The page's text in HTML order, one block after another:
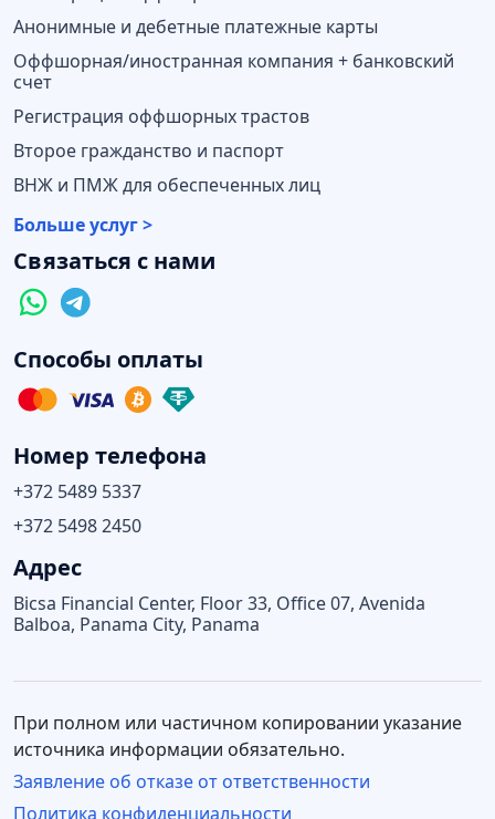
Анонимные и дебетные платежные карты
Оффшорная/иностранная компания + банковский
счет
Регистрация оффшорных трастов
Второе гражданство и паспорт
ВНЖ и ПМЖ для обеспеченных лиц
Больше услуг >
Связаться с нами
Способы оплаты
Номер телефона
+372 5489 5337
+372 5498 2450
Адрес
Bicsa Financial Center, Floor 33, Office 07, Avenida
Balboa, Panama City, Panama
Политика конфиденциальности
При полном или частичном копировании указание
источника информации обязательно.
Заявление об отказе от ответственности